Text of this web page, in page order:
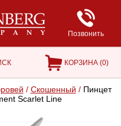
Позвонить
КОРЗИНА (0)
/ Скошенный /Пинцет
Scarlet Line